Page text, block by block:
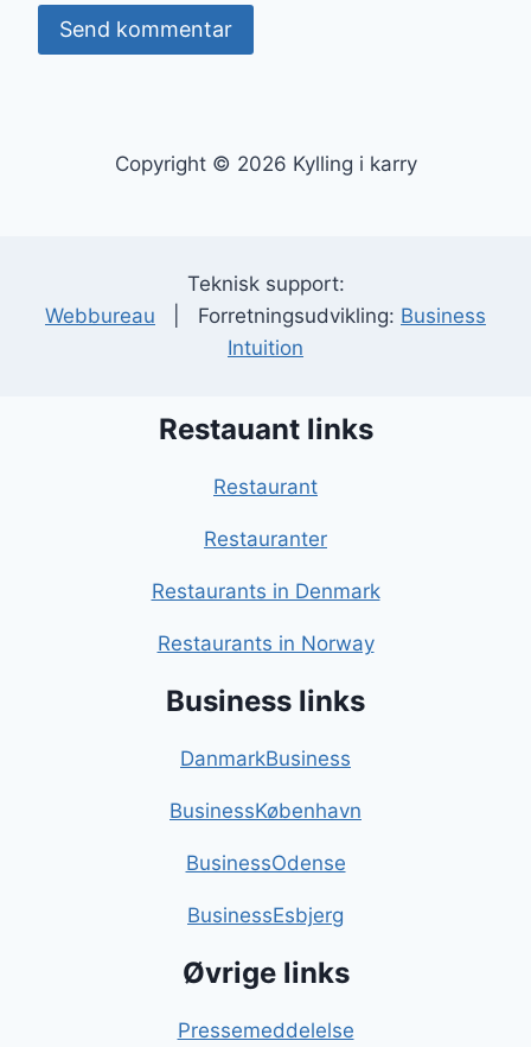
Copyright © 2026 Kylling i karry
Teknisk support:
Webbureau | Forretningsudvikling: Business
Intuition
Restauant links
Restaurant
Restauranter
Restaurants in Denmark
Restaurants in Norway
Business links
DanmarkBusiness
BusinessKøbenhavn
BusinessOdense
BusinessEsbjerg
Øvrige links
Pressemeddelelse